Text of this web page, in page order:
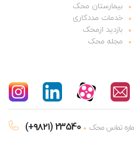
بیمارستان محک
خدمات مددکاری
بازدید ازمحک
مجله محک
(+۹۸۲۱) 23540 تماس محک